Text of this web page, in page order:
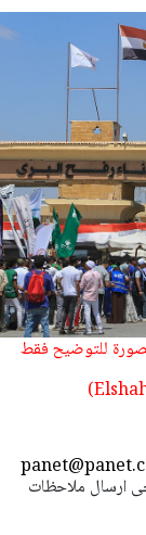
للتوضيح فقط
الأدبية لسنة 2007، يرجى ارسال ملاحظات